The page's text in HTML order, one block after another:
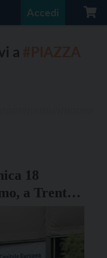
Accedi
a
18
a Trento,